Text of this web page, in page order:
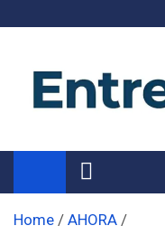
Noticias de
Información de toda la
Home
AHORA